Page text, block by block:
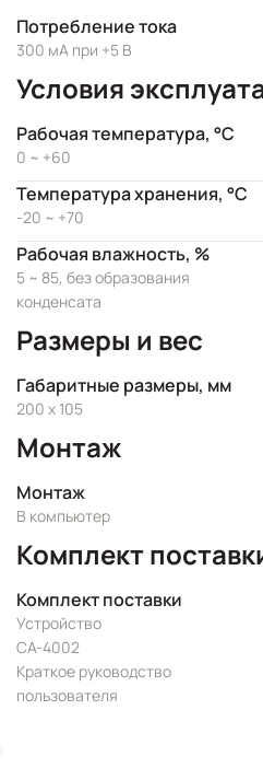
Потребление тока
300 мА при +5 В
Условия
Рабочая температура, °C
0 ~ +60
Температура хранения, °C
-20 ~ +70
Рабочая влажность, %
5 ~ 85, без образования
конденсата
Размеры и вес
Габаритные размеры, мм
200 x 105
Монтаж
Монтаж
В компьютер
Комплект
Комплект поставки
Устройство
CA-4002
Краткое руководство
пользователя